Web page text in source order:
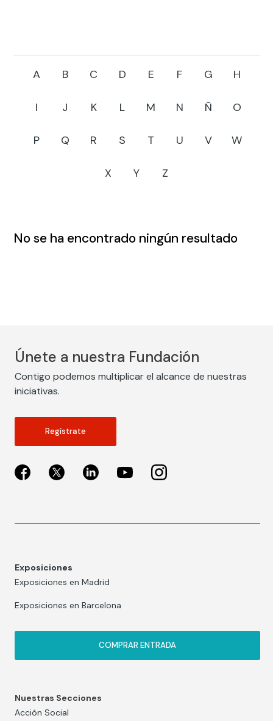
A B C D E F G H
I J K L M N Ñ O
P Q R S T U V W
X Y Z
No se ha encontrado ningún resultado
Únete a nuestra Fundación
Contigo podemos multiplicar el alcance de nuestras
iniciativas.
Regístrate
Exposiciones
Exposiciones en Madrid
Exposiciones en Barcelona
COMPRAR ENTRADA
Nuestras Secciones
Acción Social